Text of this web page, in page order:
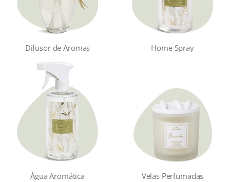
Difusor de Aromas Home Spray
Água Aromática Velas Perfumadas